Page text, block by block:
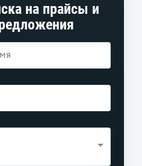
на прайсы и